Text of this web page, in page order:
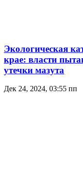
Экологическая
крае: власти
утечки мазута
Дек 24, 2024, 03:55 пп